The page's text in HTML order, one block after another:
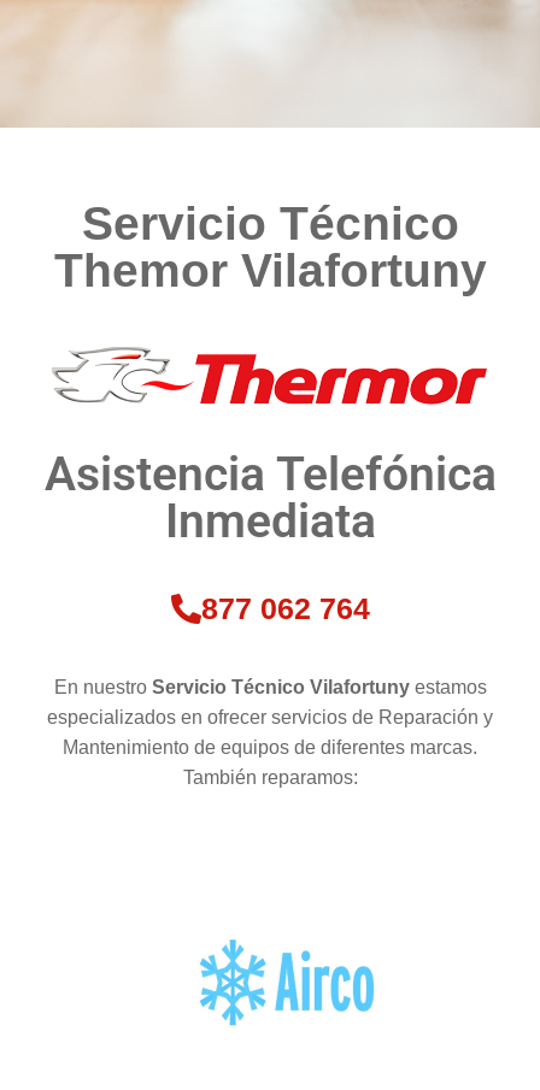
Servicio Técnico
Themor Vilafortuny
Asistencia Telefónica
Inmediata
877 062 764
En nuestro Servicio Técnico Vilafortuny estamos
especializados en ofrecer servicios de Reparación y
Mantenimiento de equipos de diferentes marcas.
También reparamos: